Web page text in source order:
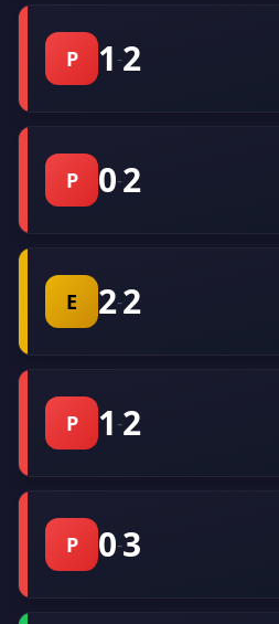
P 1 -2
P 0-2
E 2-2
P 1 -2
P 0-3